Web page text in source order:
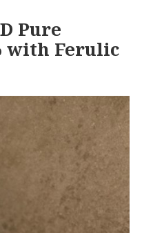
Pure
with Ferulic